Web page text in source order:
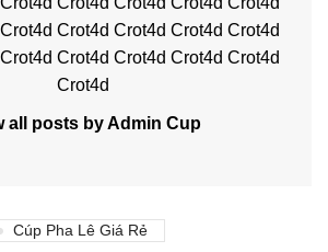
Crot4d Crot4d Crot4d Crot4d Crot4d
Crot4d Crot4d Crot4d Crot4d Crot4d
Crot4d
all posts by Admin Cup
Cúp Pha Lê Giá Rẻ